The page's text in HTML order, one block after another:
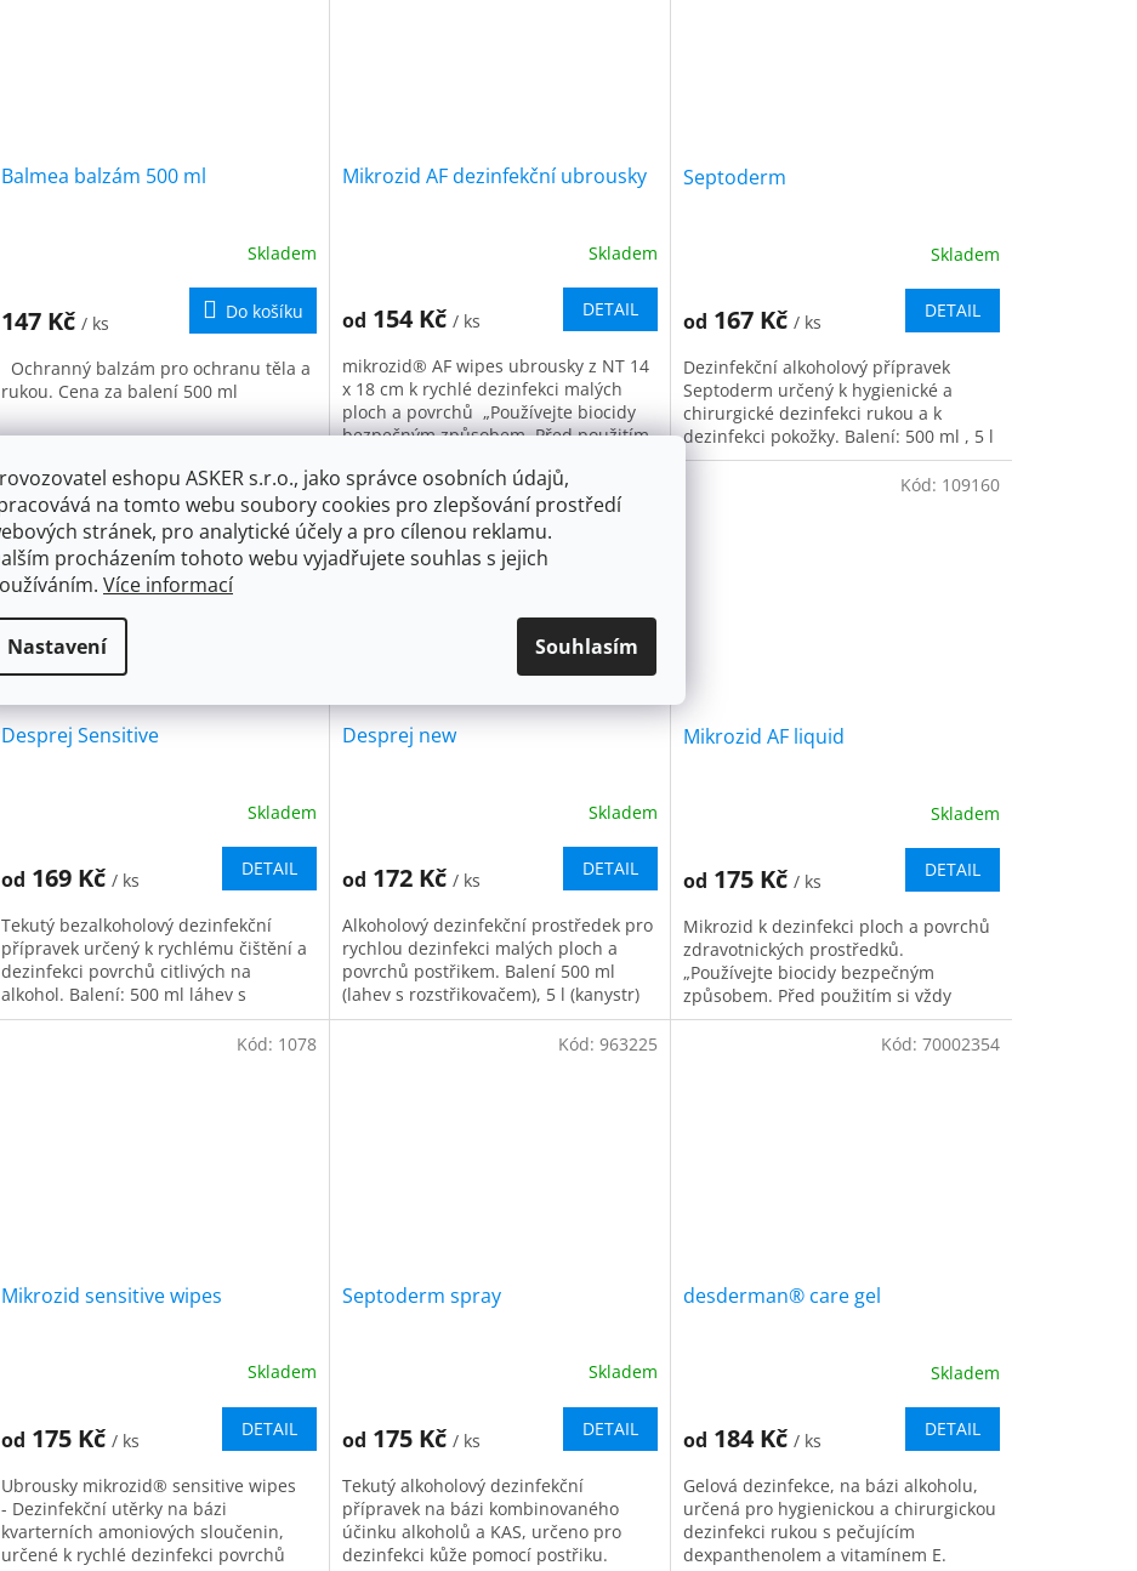
eshopu ASKER s.r.o., jako správce osobních údajů,
na tomto webu soubory cookies pro zlepšování prostředí
stránek, pro analytické účely a pro cílenou reklamu.
procházením tohoto webu vyjadřujete souhlas s jejich
Více informací
Nastavení Souhlasím
Balmea balzám 500 ml
Skladem
147 Kč / ks
Do košíku
Ochranný balzám pro ochranu těla a
rukou. Cena za balení 500 ml
Mikrozid AF dezinfekční ubrousky
Skladem
od 154 Kč / ks
DETAIL
mikrozid® AF wipes ubrousky z NT 14
x 18 cm k rychlé dezinfekci malých
ploch a povrchů „Používejte biocidy
bezpečným způsobem. Před použitím
Septoderm
je
z
5
hvězdiček.
Skladem
od 167 Kč / ks
DETAIL
Dezinfekční alkoholový přípravek
Septoderm určený k hygienické a
chirurgické dezinfekci rukou a k
dezinfekci pokožky. Balení: 500 ml , 5 l
kanystr Biocidní přípravek...
Desprej Sensitive
je
z
5
hvězdiček.
Skladem
od 169 Kč / ks
DETAIL
Tekutý bezalkoholový dezinfekční
přípravek určený k rychlému čištění a
dezinfekci povrchů citlivých na
alkohol. Balení: 500 ml láhev s
rozstřikovačem, 5 kg kanystr
Kód:6007
Desprej new
je
z
5
hvězdiček.
Skladem
od 172 Kč / ks
DETAIL
Alkoholový dezinfekční prostředek pro
rychlou dezinfekci malých ploch a
povrchů postřikem. Balení 500 ml
(lahev s rozstřikovačem), 5 l (kanystr)
„Používejte biocidy bezpečným...
Kód:
Mikrozid AF liquid
Skladem
od 175 Kč / ks
DETAIL
Mikrozid k dezinfekci ploch a povrchů
zdravotnických prostředků.
„Používejte biocidy bezpečným
způsobem. Před použitím si vždy
přečtěte označení a informace o
Kód: 109160
Mikrozid sensitive wipes
Skladem
od 175 Kč / ks
DETAIL
Ubrousky mikrozid® sensitive wipes
- Dezinfekční utěrky na bázi
kvarterních amoniových sloučenin,
určené k rychlé dezinfekci povrchů
Kód: 1078
Septoderm spray
Skladem
od 175 Kč / ks
DETAIL
Tekutý alkoholový dezinfekční
přípravek na bázi kombinovaného
účinku alkoholů a KAS, určeno pro
dezinfekci kůže pomocí postřiku.
Kód: 963225
desderman® care gel
Skladem
od 184 Kč / ks
DETAIL
Gelová dezinfekce, na bázi alkoholu,
určená pro hygienickou a chirurgickou
dezinfekci rukou s pečujícím
dexpanthenolem a vitamínem E.
Kód: 70002354